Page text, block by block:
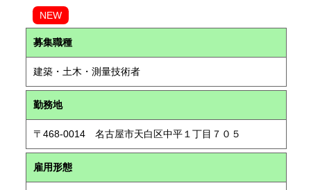
NEW
募集職種
建築・土木・測量技術者
勤務地
〒468-0014 名古屋市天白区中平１丁目７０５
雇用形態